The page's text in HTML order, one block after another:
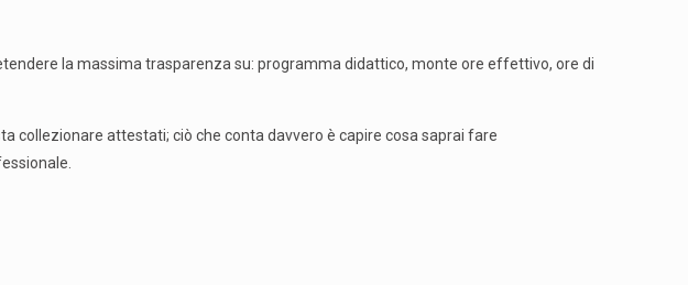
la massima trasparenza su: programma didattico, monte ore effettivo, ore di
collezionare attestati; ciò che conta davvero è capire cosa saprai fare